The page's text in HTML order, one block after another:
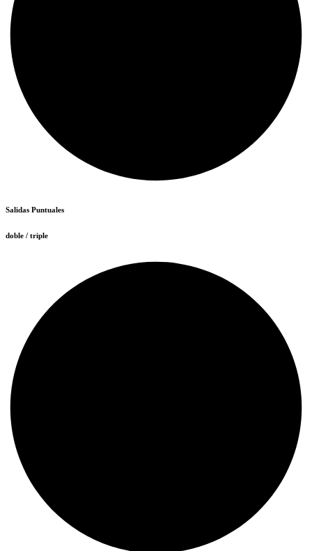
Salidas Puntuales
doble / triple